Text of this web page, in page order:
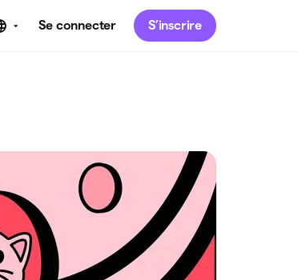
Se connecter S’inscrire